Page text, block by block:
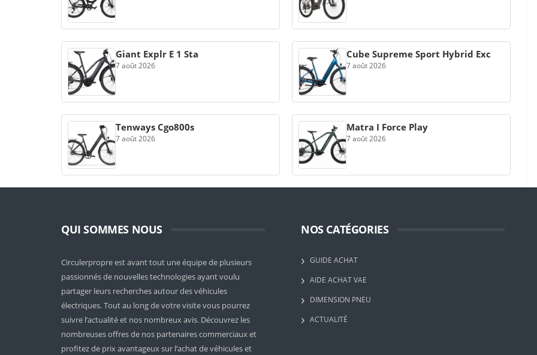
Giant Explr E 1 Sta
7 août 2026
Cube Supreme Sport Hybrid Exc
7 août 2026
Tenways Cgo800s
7 août 2026
Matra I Force Play
7 août 2026
QUI SOMMES NOUS
Circulerpropre est avant tout une équipe de plusieurs
passionnés de nouvelles technologies ayant voulu
partager leurs recherches autour des véhicules
électriques. Tout au long de votre visite vous pourrez
suivre l’actualité et nos nombreux avis. Découvrez les
nombreuses offres de nos partenaires commerciaux et
profitez de prix avantageux sur l’achat de véhicules et
NOS CATÉGORIES
GUIDE ACHAT
AIDE ACHAT VAE
DIMENSION PNEU
ACTUALITÉ